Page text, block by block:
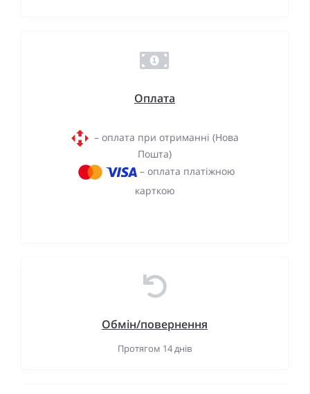
Оплата
– оплата при отриманні (Нова
Пошта)
– оплата платіжною
карткою
Обмін/повернення
Протягом 14 днів